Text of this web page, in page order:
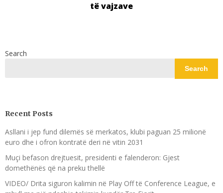
të vajzave
Search
Search
Recent Posts
Asllani i jep fund dilemës së merkatos, klubi paguan 25 milionë
euro dhe i ofron kontratë deri në vitin 2031
Muçi befason drejtuesit, presidenti e falenderon: Gjest
domethënës që na preku thellë
VIDEO/ Drita siguron kalimin në Play Off të Conference League, e